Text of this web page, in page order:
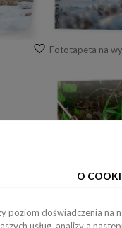
Fototapeta na
O
poziom doświadczenia na